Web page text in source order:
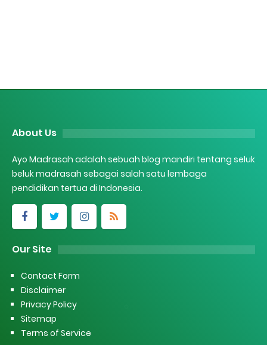
About Us
Ayo Madrasah adalah sebuah blog mandiri tentang seluk
beluk madrasah sebagai salah satu lembaga
pendidikan tertua di Indonesia.
Our Site
Contact Form
Disclaimer
Privacy Policy
Sitemap
Terms of Service